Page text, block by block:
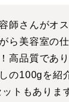
師さんがオ
ら美容室の
高品質であ
の100gを紹
トもありま